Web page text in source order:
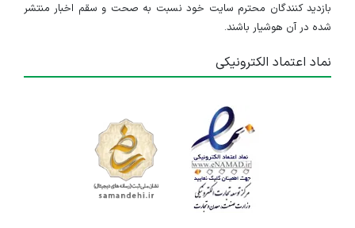
البرز
بازدید کنندگان محترم سایت خود نسبت به صحت و سقم اخبار منتشر
شده در آن هوشیار باشند.
نماد اعتماد الکترونیکی